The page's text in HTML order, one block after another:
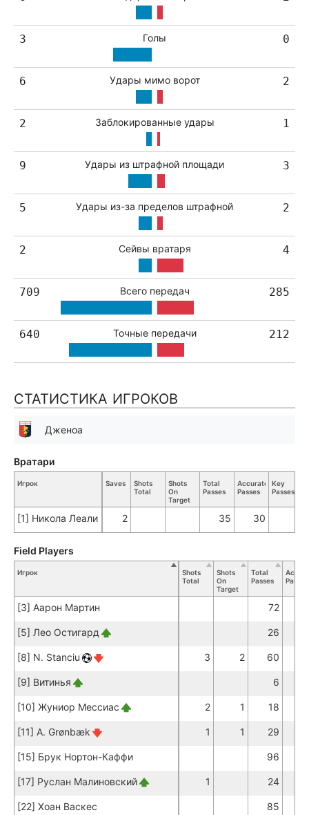
3 Голы 0
6 Удары мимо ворот 2
2 Заблокированные удары 1
9 Удары из штрафной площади 3
5 Удары из-за пределов штрафной 2
2 Сейвы вратаря 4
709 Всего передач 285
640 Точные передачи 212
СТАТИСТИКА ИГРОКОВ
Дженоа
Игрок Saves
Shots
Total
Shots
On
Target
Total
Passes
Accurate
Passes
Key
Passes
[1] Никола Леали 2 35 30
Вратари
Игрок
Shots
Total
Shots
On
Target
Total
Passes
Passes
[3] Аарон Мартин 72
[5] Лео Остигард 26
[8] N. Stanciu 3 2 60
[9] Витинья 6
[10] Жуниор Мессиас 2 1 18
[11] A. Grønbæk 1 1 29
[15] Брук Нортон-Каффи 96
[17] Руслан Малиновский 1 24
[22] Хоан Васкес 85
Field Players